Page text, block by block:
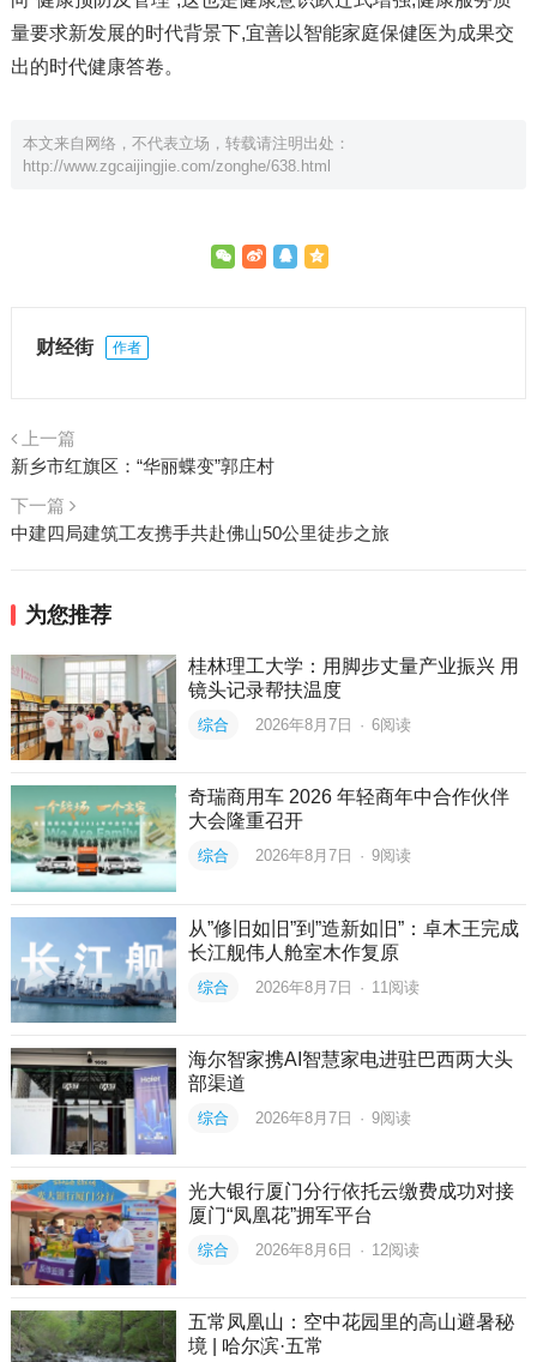
量要求新发展的时代背景下,宜善以智能家庭保健医为成果交
出的时代健康答卷。
本文来自网络，不代表立场，转载请注明出处：
http://www.zgcaijingjie.com/zonghe/638.html
财经街 作者
上一篇
新乡市红旗区：“华丽蝶变”郭庄村
下一篇
中建四局建筑工友携手共赴佛山50公里徒步之旅
为您推荐
桂林理工大学：用脚步丈量产业振兴 用
镜头记录帮扶温度
综合 2026年8月7日 · 6阅读
奇瑞商用车 2026 年轻商年中合作伙伴
大会隆重召开
综合 2026年8月7日 · 9阅读
从”修旧如旧”到”造新如旧”：卓木王完成
长江舰伟人舱室木作复原
综合 2026年8月7日 · 11 阅读
海尔智家携AI智慧家电进驻巴西两大头
部渠道
综合 2026年8月7日 · 9阅读
光大银行厦门分行依托云缴费成功对接
厦门“凤凰花”拥军平台
综合 2026年8月6日 · 12阅读
五常凤凰山：空中花园里的高山避暑秘
境 | 哈尔滨·五常